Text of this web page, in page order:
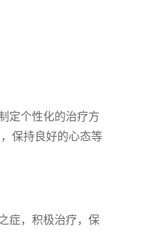
定个性化的治疗方
保持良好的心态等
症，积极治疗，保